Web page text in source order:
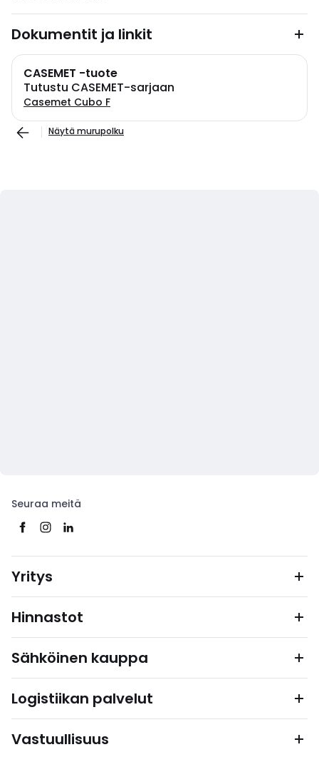
Dokumentit ja linkit
CASEMET -tuote
Tutustu CASEMET-sarjaan
Casemet Cubo F
Näytä murupolku
Seuraa meitä
Yritys
Hinnastot
Sähköinen kauppa
Logistiikan palvelut
Vastuullisuus